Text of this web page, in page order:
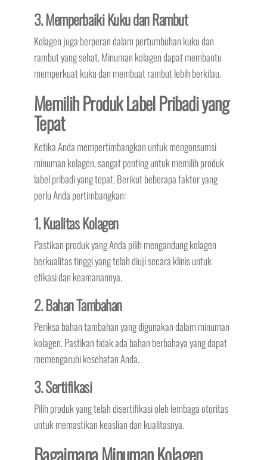
3. Memperbaiki Kuku dan Rambut
Kolagen juga berperan dalam pertumbuhan kuku dan
rambut yang sehat. Minuman kolagen dapat membantu
memperkuat kuku dan membuat rambut lebih berkilau.
Memilih Produk Label Pribadi yang
Tepat
Ketika Anda mempertimbangkan untuk mengonsumsi
minuman kolagen, sangat penting untuk memilih produk
label pribadi yang tepat. Berikut beberapa faktor yang
perlu Anda pertimbangkan:
1. Kualitas Kolagen
Pastikan produk yang Anda pilih mengandung kolagen
berkualitas tinggi yang telah diuji secara klinis untuk
efikasi dan keamanannya.
2. Bahan Tambahan
Periksa bahan tambahan yang digunakan dalam minuman
kolagen. Pastikan tidak ada bahan berbahaya yang dapat
memengaruhi kesehatan Anda.
3. Sertifikasi
Pilih produk yang telah disertifikasi oleh lembaga otoritas
untuk memastikan keaslian dan kualitasnya.
Bagaimana Minuman Kolagen